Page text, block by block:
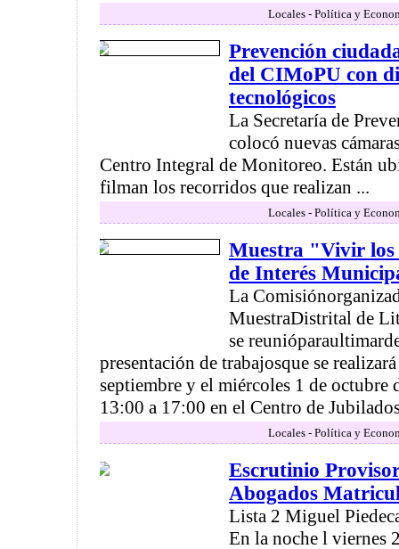
Locales - Política y
Prevención
del CIMoPU con
tecnológicos
La Secretaría de
colocó nuevas
Centro Integral de Monitoreo. Están
filman los recorridos que realizan ...
Locales - Política y
Muestra "Vivir
de Interés
La
MuestraDistrital de
se
presentación de trabajosque se
septiembre y el miércoles 1 de octubre
13:00 a 17:00 en el Centro de
Locales - Política y
Escrutinio
Abogados
Lista 2 Miguel
En la noche l viernes